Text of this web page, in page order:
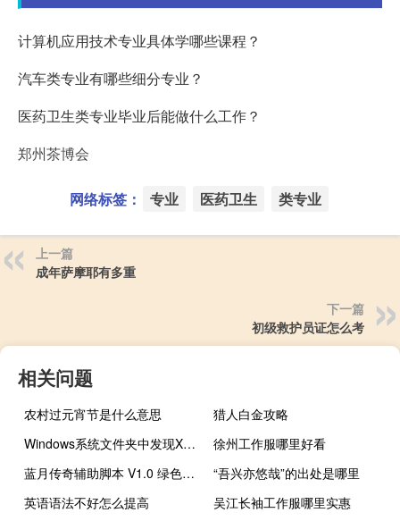
计算机应用技术专业具体学哪些课程？
汽车类专业有哪些细分专业？
医药卫生类专业毕业后能做什么工作？
郑州茶博会
网络标签： 专业 医药卫生 类专业
上一篇
成年萨摩耶有多重
下一篇
初级救护员证怎么考
相关问题
农村过元宵节是什么意思
猎人白金攻略
Windows系统文件夹中发现XboxLockhart引用
徐州工作服哪里好看
蓝月传奇辅助脚本 V1.0 绿色最新版（蓝月传奇辅助脚本 V1.0 绿色最新版功能简介）
“吾兴亦悠哉”的出处是哪里
英语语法不好怎么提高
吴江长袖工作服哪里实惠